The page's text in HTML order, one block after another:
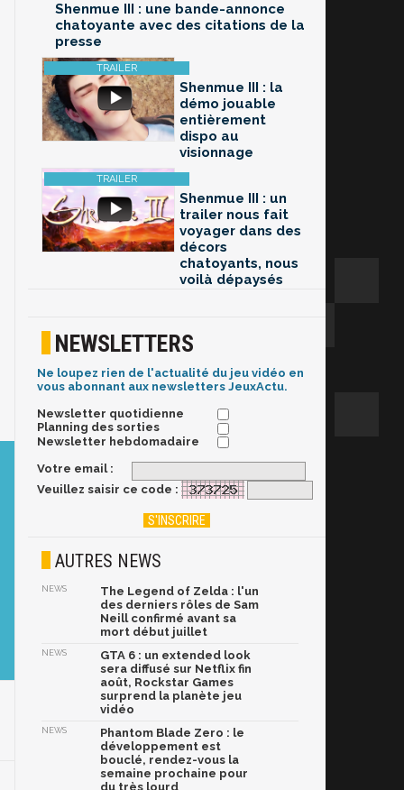
Shenmue III : une bande-annonce
chatoyante avec des citations de la
presse
Shenmue III : la
démo jouable
entièrement
dispo au
visionnage
Shenmue III : un
trailer nous fait
voyager dans des
décors
chatoyants, nous
voilà dépaysés
NEWSLETTERS
Ne loupez rien de l'actualité du jeu vidéo en
vous abonnant aux newsletters JeuxActu.
Newsletter quotidienne
Planning des sorties
Newsletter hebdomadaire
Votre email :
Veuillez saisir ce code :
AUTRES NEWS
NEWS
The Legend of Zelda : l'un
des derniers rôles de Sam
Neill confirmé avant sa
mort début juillet
NEWS
GTA 6 : un extended look
sera diffusé sur Netflix fin
août, Rockstar Games
surprend la planète jeu
vidéo
NEWS
Phantom Blade Zero : le
développement est
bouclé, rendez-vous la
semaine prochaine pour
du très lourd